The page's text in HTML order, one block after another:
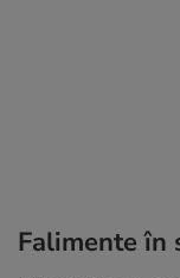
Falimente în